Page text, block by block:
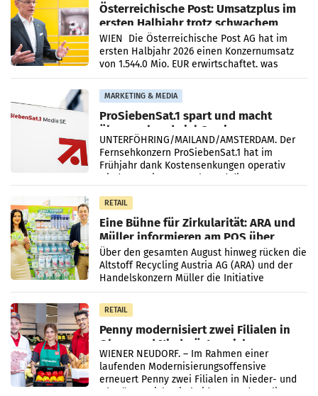
Österreichische Post: Umsatzplus im
ersten Halbjahr trotz schwachem
Briefgeschäft
WIEN Die Österreichische Post AG hat im
ersten Halbjahr 2026 einen Konzernumsatz
von 1.544,0 Mio. EUR erwirtschaftet, was
einem Plus von 3,8 Prozent gegenüber dem
Vergleichszeitraum
MARKETING & MEDIA
ProSiebenSat.1 spart und macht
überraschend viel Gewinn
UNTERFÖHRING/MAILAND/AMSTERDAM. Der
Fernsehkonzern ProSiebenSat.1 hat im
Frühjahr dank Kostensenkungen operativ
wieder Gewinn gemacht und die
RETAIL
Eine Bühne für Zirkularität: ARA und
Müller informieren am POS über
Kreislauffähigkeit
Über den gesamten August hinweg rücken die
Altstoff Recycling Austria AG (ARA) und der
Handelskonzern Müller die Initiative
„Kreislauf-Helden“ in allen österreichischen
Müller-Filialen
RETAIL
Penny modernisiert zwei Filialen in
Ober- und Niederösterreich
WIENER NEUDORF. – Im Rahmen einer
laufenden Modernisierungsoffensive
erneuert Penny zwei Filialen in Nieder- und
Oberösterreich. Die beiden Standorte liegen